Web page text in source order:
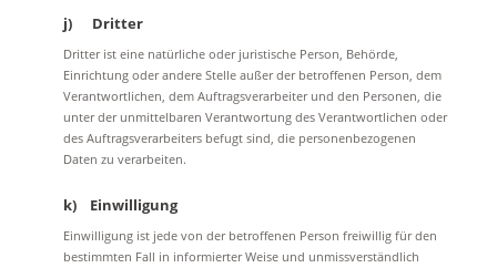
j) Dritter
Dritter ist eine natürliche oder juristische Person, Behörde,
Einrichtung oder andere Stelle außer der betroffenen Person, dem
Verantwortlichen, dem Auftragsverarbeiter und den Personen, die
unter der unmittelbaren Verantwortung des Verantwortlichen oder
des Auftragsverarbeiters befugt sind, die personenbezogenen
Daten zu verarbeiten.
k) Einwilligung
Einwilligung ist jede von der betroffenen Person freiwillig für den
bestimmten Fall in informierter Weise und unmissverständlich